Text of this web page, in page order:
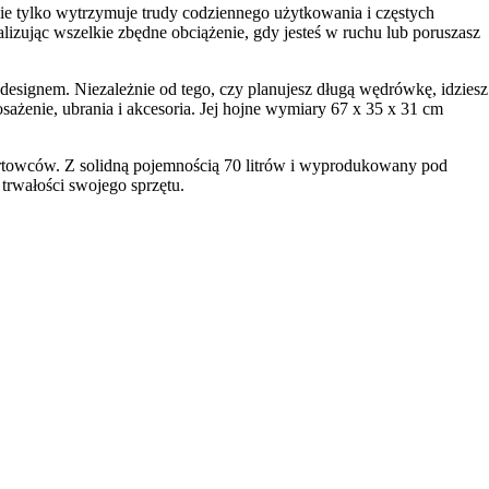
tylko wytrzymuje trudy codziennego użytkowania i częstych
wszelkie zbędne obciążenie, gdy jesteś w ruchu lub poruszasz
Niezależnie od tego, czy planujesz długą wędrówkę, idziesz
ubrania i akcesoria. Jej hojne wymiary 67 x 35 x 31 cm
Z solidną pojemnością 70 litrów i wyprodukowany pod
swojego sprzętu.